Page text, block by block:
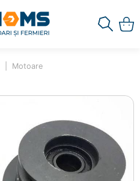
Motoare